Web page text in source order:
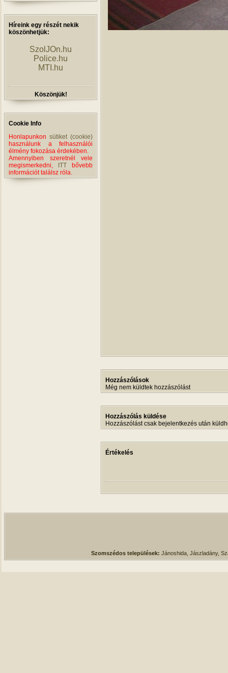
Híreink egy részét nekik
köszönhetjük:
SzolJOn.hu
Police.hu
MTI.hu
Köszönjük!
Cookie Info
Honlapunkon sütiket (cookie)
használunk a felhasználói
élmény fokozása érdekében.
Amennyiben szeretnél vele
megismerkedni,
ITT bővebb
információt találsz róla.
Hozzászólások
Még nem küldtek hozzászólást
Hozzászólás küldése
Hozzászólást csak bejelentkezés után
Értékelés
Szomszédos települések: Jánoshida, Jászladány,